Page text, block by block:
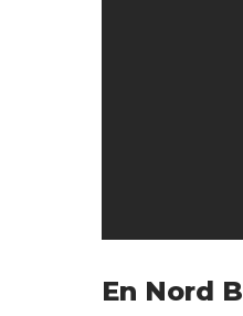
En Nord